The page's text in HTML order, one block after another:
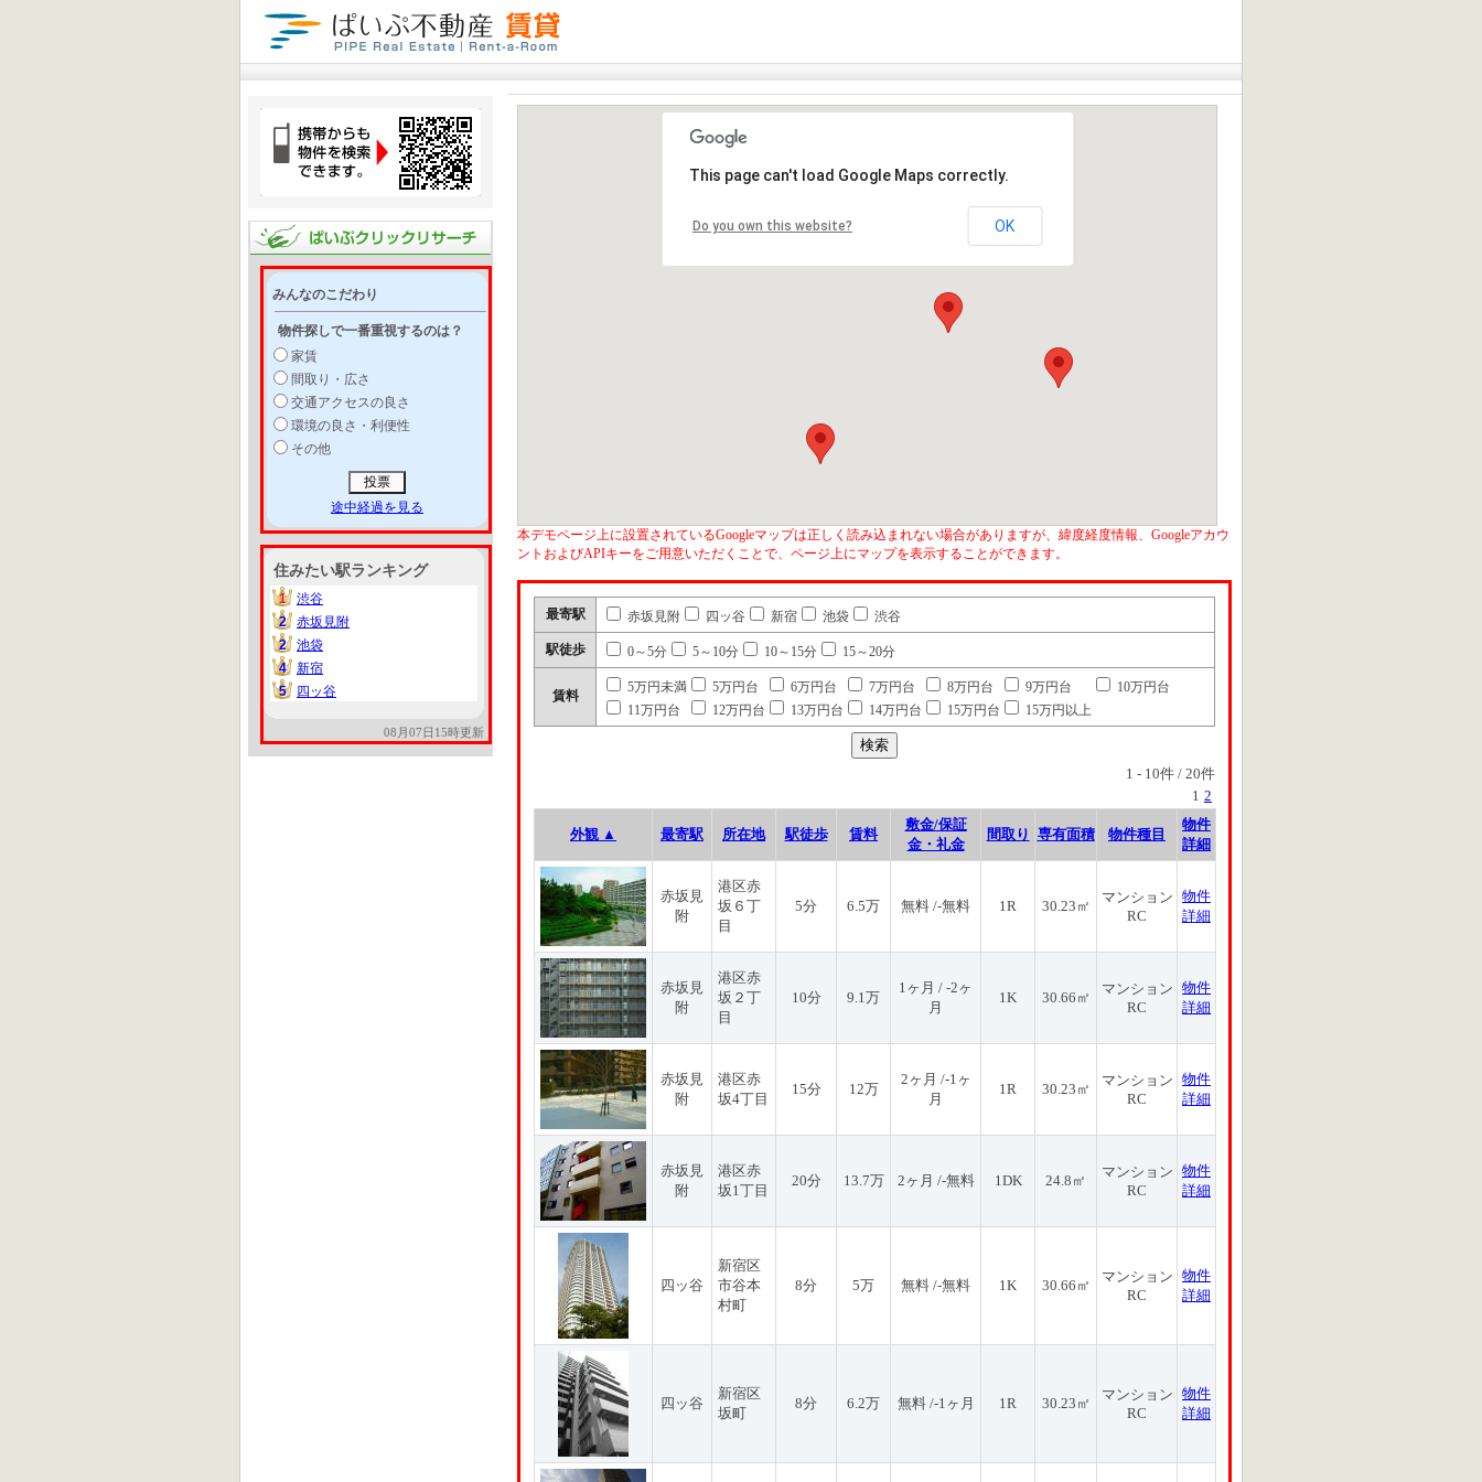
みんなのこだわり
物件探しで一番重視するのは？
家賃
間取り・広さ
交通アクセスの良さ
環境の良さ・利便性
その他
途中経過を見る
住みたい駅ランキング
1
1
渋谷
2
2
赤坂見附
2
2
池袋
4
4
新宿
5
5 四ッ谷
08月07日15時更新
This page can't load Google Maps correctly.
Do you own this website? OK
本デモページ上に設置されているGoogleマップは正しく読み込まれない場合がありますが、緯度経度情報、Googleアカウ
ントおよびAPIキーをご用意いただくことで、ページ上にマップを表示することができます。
最寄駅 赤坂見附 四ッ谷 新宿 池袋 渋谷
駅徒歩 0～5分 5～10分 10～15分 15～20分
賃料
5万円未満 5万円台 6万円台 7万円台 8万円台 9万円台
10万円台
11万円台
12万円台 13万円台 14万円台 15万円台 15万円以上
1 - 10件 / 20件
1 2
外観 ▲ 最寄駅 所在地 駅徒歩 賃料
敷金/保証
金・礼金
間取り 専有面積 物件種目
物件
詳細
赤坂見
附
港区赤
坂６丁
目
5分 6.5万 無料 /-無料 1R 30.23㎡
マンション
RC
物件
詳細
赤坂見
附
港区赤
坂２丁
目
10分 9.1万
1ヶ月 / -2ヶ
月
1K 30.66㎡
マンション
RC
物件
詳細
赤坂見
附
港区赤
坂4丁目
15分 12万
2ヶ月 /-1ヶ
月
1R 30.23㎡
マンション
RC
物件
詳細
赤坂見
附
港区赤
坂1丁目
20分 13.7万 2ヶ月 /-無料 1DK 24.8㎡
マンション
RC
物件
詳細
四ッ谷
新宿区
市谷本
村町
8分 5万 無料 /-無料 1K 30.66㎡
マンション
RC
物件
詳細
四ッ谷
新宿区
坂町
8分 6.2万 無料 /-1ヶ月 1R 30.23㎡
マンション
RC
物件
詳細